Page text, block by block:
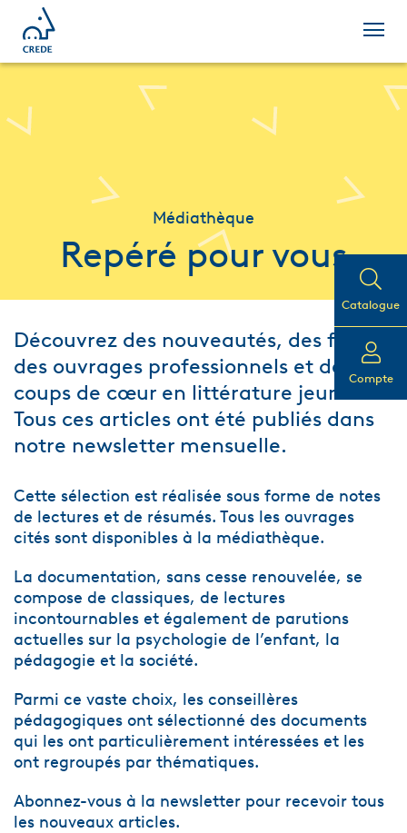
Catalogue
Compte
Médiathèque
Repéré pour vous
Découvrez des nouveautés, des films,
des ouvrages professionnels et des
coups de cœur en littérature jeunesse.
Tous ces articles ont été publiés dans
notre newsletter mensuelle.
Cette sélection est réalisée sous forme de notes
de lectures et de résumés. Tous les ouvrages
cités sont disponibles à la médiathèque.
La documentation, sans cesse renouvelée, se
compose de classiques, de lectures
incontournables et également de parutions
actuelles sur la psychologie de l’enfant, la
pédagogie et la société.
Parmi ce vaste choix, les conseillères
pédagogiques ont sélectionné des documents
qui les ont particulièrement intéressées et les
ont regroupés par thématiques.
Abonnez-vous à la newsletter pour recevoir tous
les nouveaux articles.